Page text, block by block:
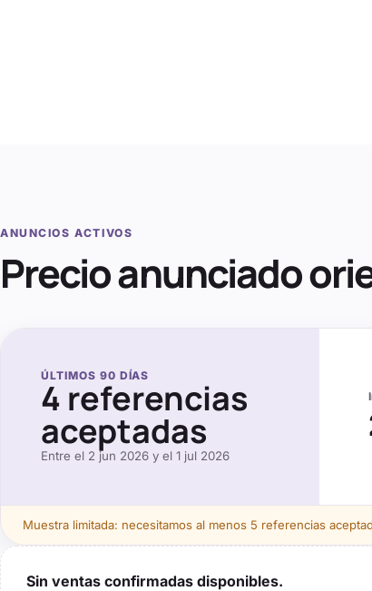
ANUNCIOS ACTIVOS
Precio anunciado
ÚLTIMOS 90 DÍAS
4 referencias
aceptadas
Entre el 2 jun 2026 y el 1 jul 2026
Muestra limitada: necesitamos al menos 5 referencias
Sin ventas confirmadas disponibles.